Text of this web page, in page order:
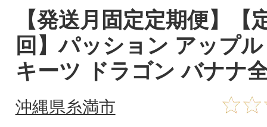
【発送月固定定期便】【
回】パッション アップ
キーツ ドラゴン バナナ
沖縄県糸満市